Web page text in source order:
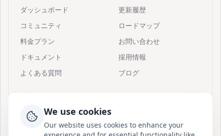
ダッシュボード
コミュニティ
料金プラン
ドキュメント
よくある質問
更新履歴
ロードマップ
お問い合わせ
採用情報
ブログ
招待
クイックスタート
Discordに参加
We use cookies
Our website uses cookies to enhance your